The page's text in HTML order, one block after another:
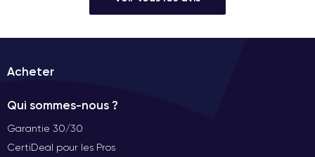
Acheter
Qui sommes-nous ?
Garantie 30/30
CertiDeal pour les Pros